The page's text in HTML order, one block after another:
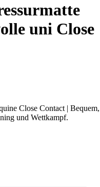
uni Close
Close Contact | Bequem,
und Wettkampf.